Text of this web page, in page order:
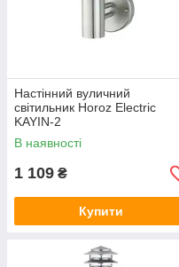
Настінний вуличний
світильник Horoz Electric
KAYIN-2
В наявності
1 109 ₴
Купити